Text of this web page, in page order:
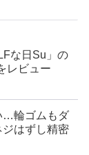
な日Su」の
レビュー
…輪ゴムもダ
ジはずし精密